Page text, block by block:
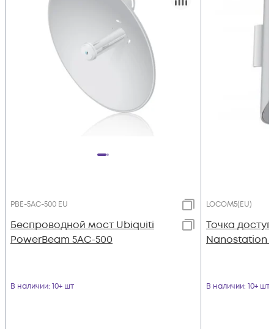
PBE-5AC-500 EU
Беспроводной мост Ubiquiti
PowerBeam 5AC-500
В наличии: 10+ шт
LOCOM5(EU)
Точка
Nanostation
В наличии: 10+ шт